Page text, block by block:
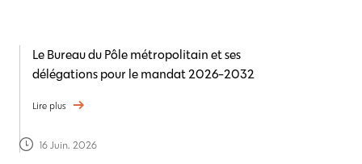
Le Bureau du Pôle métropolitain et ses
délégations pour le mandat 2026-2032
Lire plus
16 Juin. 2026